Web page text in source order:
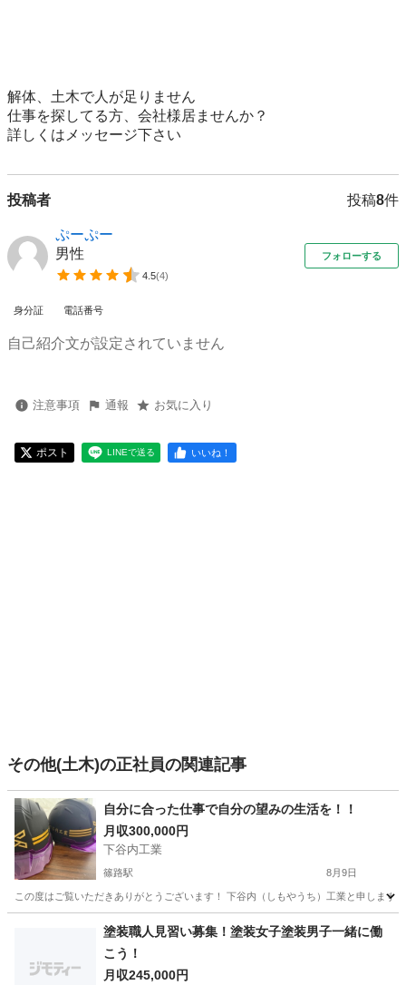
解体、土木で人が足りません
仕事を探してる方、会社様居ませんか？
詳しくはメッセージ下さい
投稿者 投稿8件
ぷーぷー
男性
4.5(4)
フォローする
身分証 電話番号
自己紹介文が設定されていません
注意事項 通報 お気に入り
ポスト LINEで送る いいね！
その他(土木)の正社員の関連記事
自分に合った仕事で自分の望みの生活を！！
月収300,000円
下谷内工業
篠路駅 8月9日
この度はご覧いただきありがとうございます！ 下谷内（しもやうち）工業と申しま
篠路駅 土木
塗装職人見習い募集！塗装女子塗装男子一緒に働
こう！
月収245,000円